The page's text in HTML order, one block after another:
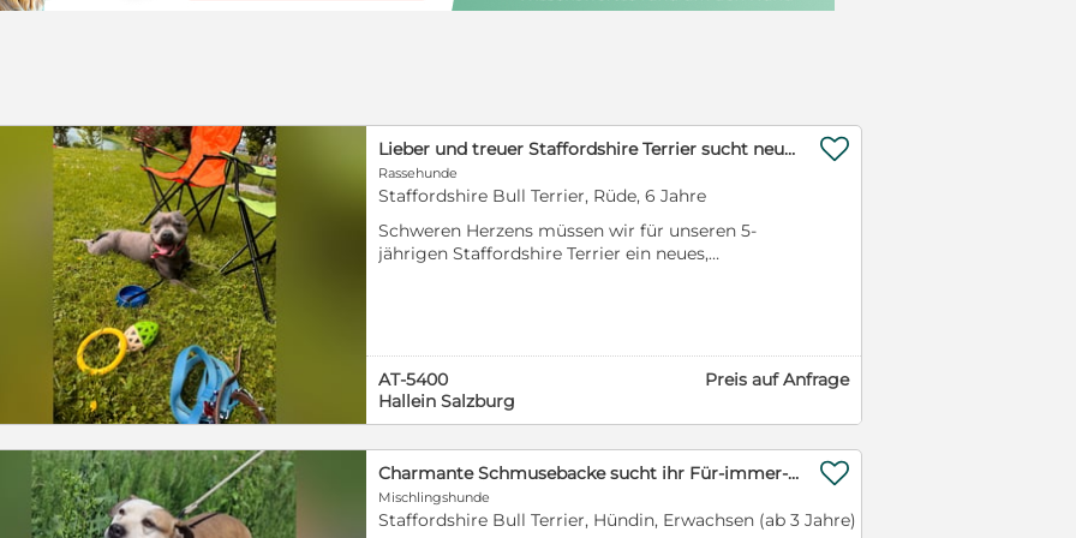
Lieber und treuer Staffordshire Terrier sucht neues Zuhause
Rassehunde
Staffordshire Bull Terrier, Rüde, 6 Jahre
Schweren Herzens müssen wir für unseren 5-
jährigen Staffordshire Terrier ein neues,
Heimtierausweis. Wir wünschen uns für ihn
verantwortungsbewusste Menschen, die Zeit für
ihn haben und ihm ein schönes, stabiles Umfeld
Wunsch können wir den Hund auch persönlich
vorbeibringen.!!!

AT-5400
Hallein Salzburg
Preis auf Anfrage
Charmante Schmusebacke sucht ihr Für-immer-Zuhause **Vermittlung nicht nach Deutschland**
Mischlingshunde
Staffordshire Bull Terrier, Hündin, Erwachsen (ab 3 Jahre)
